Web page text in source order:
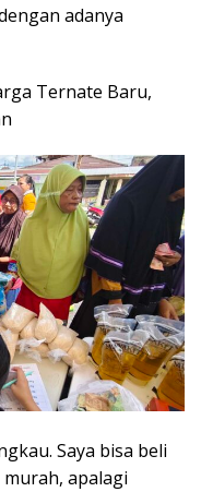
adanya
Ternate Baru,
Saya bisa beli
apalagi